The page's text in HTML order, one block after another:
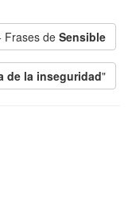
Frases de Sensible
de la inseguridad"